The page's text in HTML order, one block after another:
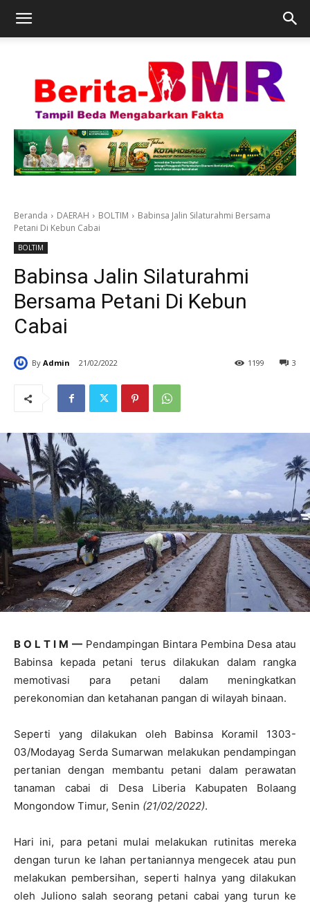
Beranda DAERAH BOLTIM
Babinsa Jalin Silaturahmi Bersama
Petani Di Kebun Cabai
BOLTIM
Babinsa Jalin Silaturahmi
Bersama Petani Di Kebun
Cabai
By Admin 21/02/2022 3
1199
B O L T I M —Pendampingan Bintara Pembina Desa atau
Babinsa kepada petani terus dilakukan dalam rangka
memotivasi para petani dalam meningkatkan
perekonomian dan ketahanan pangan di wilayah binaan.
Seperti yang dilakukan oleh Babinsa Koramil 1303-
03/Modayag Serda Sumarwan melakukan pendampingan
pertanian dengan membantu petani dalam perawatan
tanaman cabai di Desa Liberia Kabupaten Bolaang
Mongondow Timur, Senin (21/02/2022).
Hari ini, para petani mulai melakukan rutinitas mereka
dengan turun ke lahan pertaniannya mengecek atau pun
melakukan pembersihan, seperti halnya yang dilakukan
oleh Juliono salah seorang petani cabai yang turun ke